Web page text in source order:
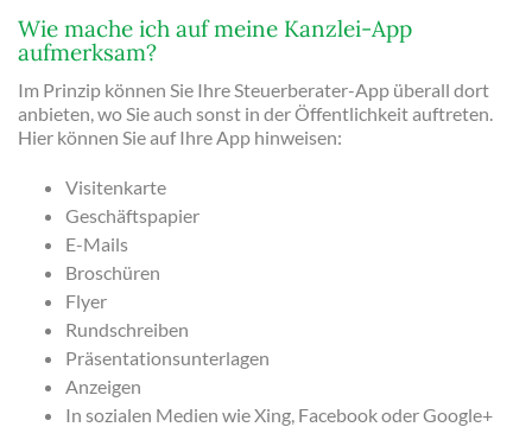
Wie mache ich auf meine Kanzlei-App
aufmerksam?
Im Prinzip können Sie Ihre Steuerberater-App überall dort
anbieten, wo Sie auch sonst in der Öffentlichkeit auftreten.
Hier können Sie auf Ihre App hinweisen:
Visitenkarte
Geschäftspapier
E-Mails
Broschüren
Flyer
Rundschreiben
Präsentationsunterlagen
Anzeigen
In sozialen Medien wie Xing, Facebook oder Google+